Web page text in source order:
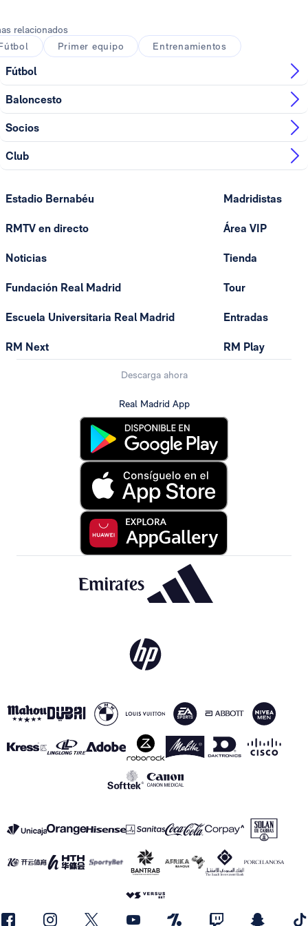
relacionados
Primer equipo Entrenamientos
Fútbol
Baloncesto
Socios
Club
Estadio Bernabéu
RMTV en directo
Noticias
Fundación Real Madrid
Escuela Universitaria Real Madrid
RM Next
Madridistas
Área VIP
Tienda
Tour
Entradas
RM Play
Descarga ahora
Real Madrid App